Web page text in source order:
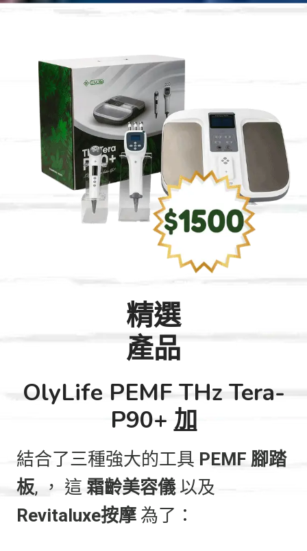
精選
產品
OlyLife PEMF THz Tera-
P90+ 加
結合了三種強大的工具 PEMF 腳踏
板, ， 這 霜齡美容儀以及
Revitaluxe按摩 為了：